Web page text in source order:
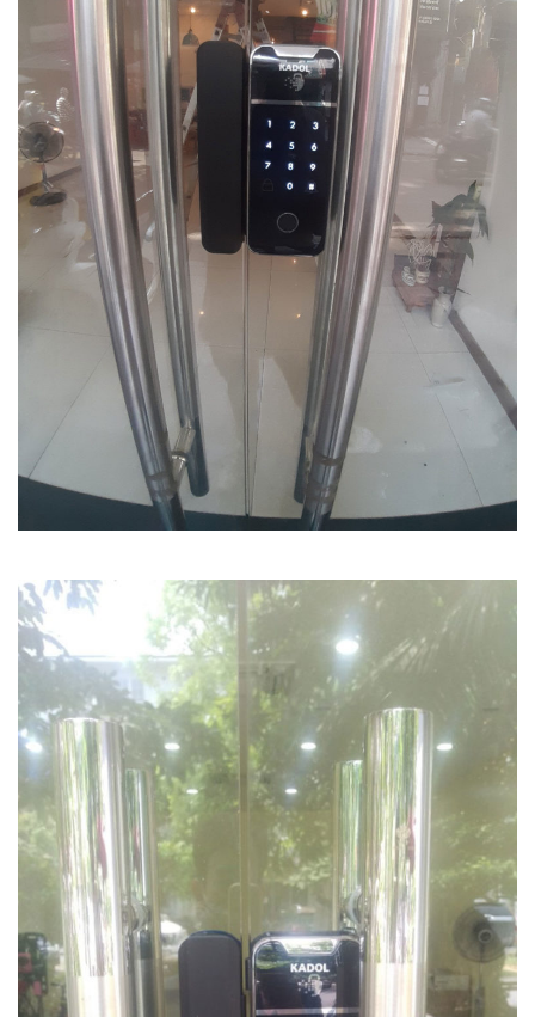
Đèn năng lượng mặt trời tích hợp camera quan sát Akiko
SSO100C
MUA NGAY
Camera Wifi thông minh EZVIZ H6c Pro 3M 2K Tặng thẻ 64G
560.000 đ
MUA NGAY